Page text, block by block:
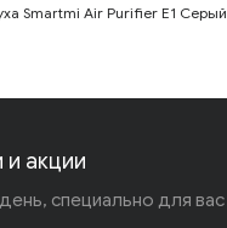
Smartmi Air Purifier E1 Серый
акции
специально для вас